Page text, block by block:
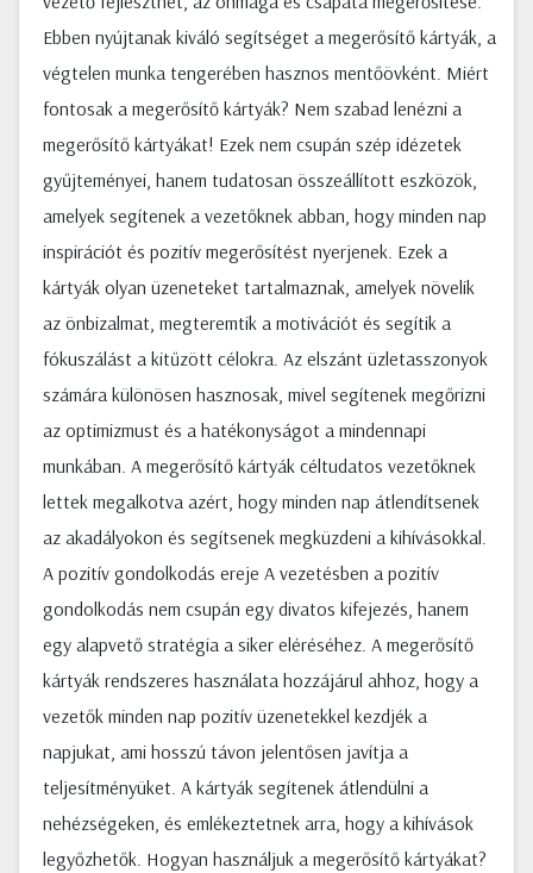
Ebben nyújtanak kiváló segítséget a megerősítő kártyák, a
végtelen munka tengerében hasznos mentőövként. Miért
fontosak a megerősítő kártyák? Nem szabad lenézni a
megerősítő kártyákat! Ezek nem csupán szép idézetek
gyűjteményei, hanem tudatosan összeállított eszközök,
amelyek segítenek a vezetőknek abban, hogy minden nap
inspirációt és pozitív megerősítést nyerjenek. Ezek a
kártyák olyan üzeneteket tartalmaznak, amelyek növelik
az önbizalmat, megteremtik a motivációt és segítik a
fókuszálást a kitűzött célokra. Az elszánt üzletasszonyok
számára különösen hasznosak, mivel segítenek megőrizni
az optimizmust és a hatékonyságot a mindennapi
munkában. A megerősítő kártyák céltudatos vezetőknek
lettek megalkotva azért, hogy minden nap átlendítsenek
az akadályokon és segítsenek megküzdeni a kihívásokkal.
A pozitív gondolkodás ereje A vezetésben a pozitív
gondolkodás nem csupán egy divatos kifejezés, hanem
egy alapvető stratégia a siker eléréséhez. A megerősítő
kártyák rendszeres használata hozzájárul ahhoz, hogy a
vezetők minden nap pozitív üzenetekkel kezdjék a
napjukat, ami hosszú távon jelentősen javítja a
teljesítményüket. A kártyák segítenek átlendülni a
nehézségeken, és emlékeztetnek arra, hogy a kihívások
legyőzhetők. Hogyan használjuk a megerősítő kártyákat?